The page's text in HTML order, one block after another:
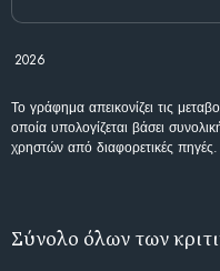
2026
Το γράφημα απεικονίζει τις
οποία υπολογίζεται βάσει
χρηστών από διαφορετικές πηγές.
Σύνολο όλων των